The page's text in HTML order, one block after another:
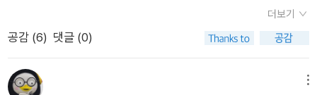
저자가 동경한 것이었다. 그러한 동경을 현실로 이룰 수 있어서
기뻤고, 덕분에 잃어버렸던 과거의 꿈도 떠올리고, 이를 통해 현
재를 점검하고 미래를 계획할 수 있었으니 여러모로 유익했다. 저
자의 이야기처럼, 떠남으로써 도착할 수 있는 상태가 있고 삶이
다. 2007년 가을, 지금은 장수 여행 프로그램으로 자리매김한 E
BS [세계테마기행]의 런칭을 준비하던 제작진이 작가 김영하를
찾아왔다. 그들이 작가에게 어떤 곳을 여행하고 싶냐고 물어보았
을 때, 김영하는 '마치 오래 준비해온 대답'처럼 시칠리아라고 답
더보기
공감 (6) 댓글 (0)